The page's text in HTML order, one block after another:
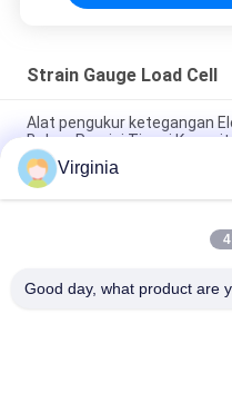
Strain Gauge Load Cell
Alat pengukur ketegangan
Beban Presisi Tinggi
Alloy Steel Strain Gauge
Analog Output 5kg 10kg
Round Tension S Type
Virginia
Good day, what product are